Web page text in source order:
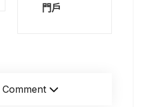
門戶
Comment